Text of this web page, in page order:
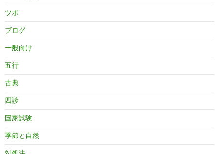
ツボ
ブログ
一般向け
五行
古典
四診
国家試験
季節と自然